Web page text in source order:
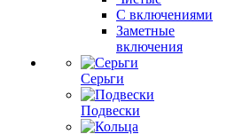
С включениями
Заметные
включения
Серьги
Подвески